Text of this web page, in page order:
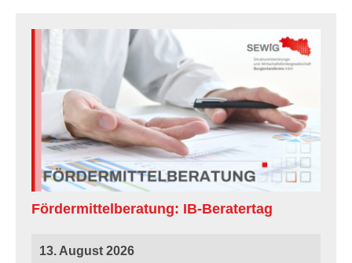
Fördermittelberatung: IB-Beratertag
13. August 2026